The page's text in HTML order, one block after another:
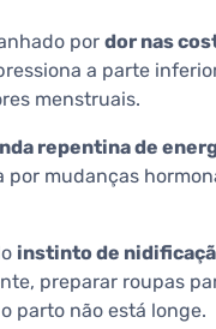
por dor nas
a parte
menstruais.
repentina de
por mudanças
instinto de
preparar roupas
parto não está longe.